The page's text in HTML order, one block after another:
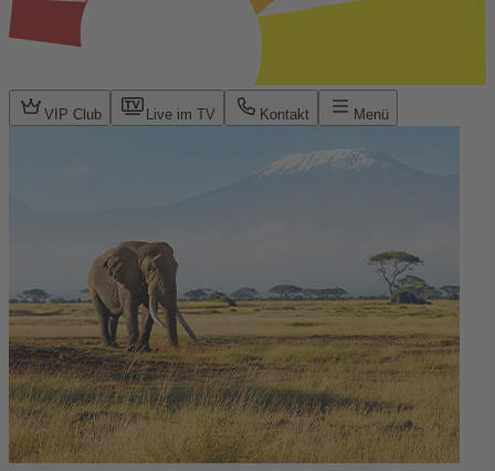
VIP Club Live im TV Kontakt Menü